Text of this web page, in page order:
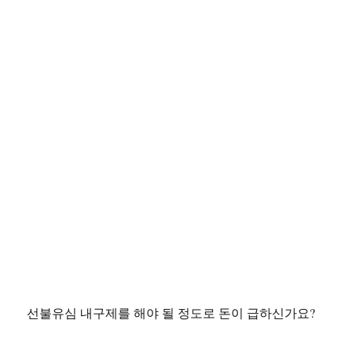
선불유심 내구제를 해야 될 정도로 돈이 급하신가요?